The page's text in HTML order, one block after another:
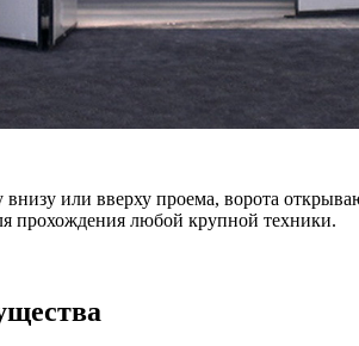
или вверху проема, ворота
прохождения любой крупной техники.